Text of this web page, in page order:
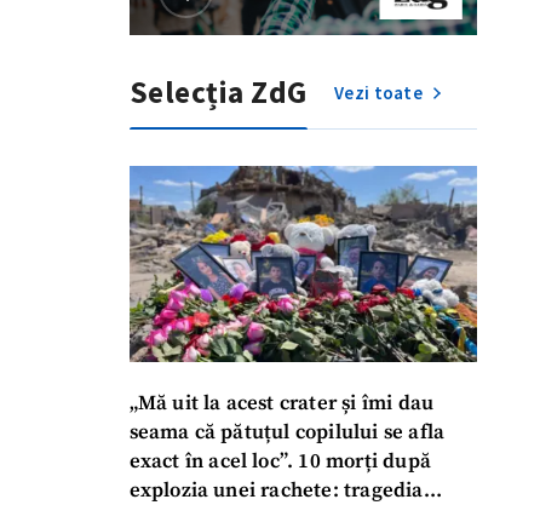
Selecția ZdG Vezi toate
„Mă uit la acest crater și îmi dau
seama că pătuțul copilului se afla
exact în acel loc”. 10 morți după
explozia unei rachete: tragedia